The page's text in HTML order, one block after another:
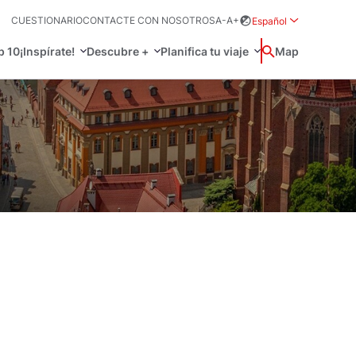
CUESTIONARIOCONTACTE CON NOSOTROSA-A+
Español
10¡Inspírate! Descubre + Planifica tu viaje
prácticos
Buscar
Map
Français
Svenska